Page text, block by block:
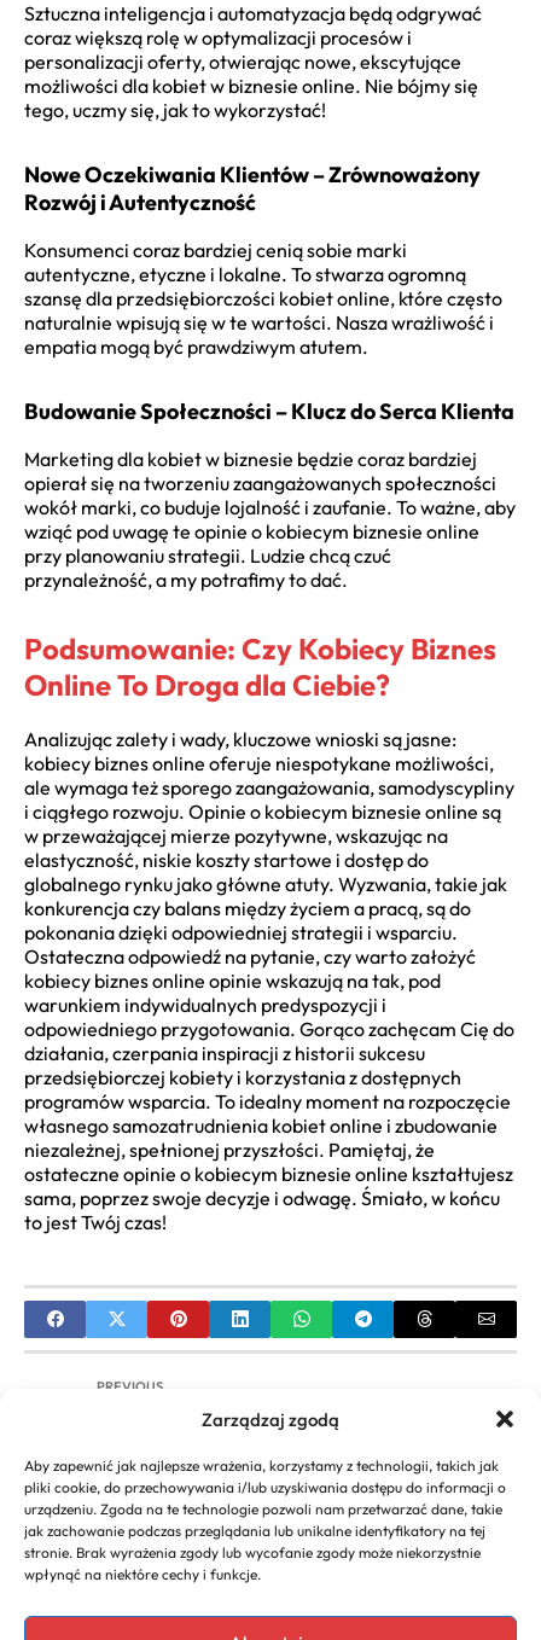
Zarządzaj zgodą
Aby zapewnić jak najlepsze wrażenia, korzystamy z technologii, takich jak
pliki cookie, do przechowywania i/lub uzyskiwania dostępu do informacji o
urządzeniu. Zgoda na te technologie pozwoli nam przetwarzać dane, takie
jak zachowanie podczas przeglądania lub unikalne identyfikatory na tej
stronie. Brak wyrażenia zgody lub wycofanie zgody może niekorzystnie
wpłynąć na niektóre cechy i funkcje.
Sztuczna inteligencja i automatyzacja będą odgrywać
coraz większą rolę w optymalizacji procesów i
personalizacji oferty, otwierając nowe, ekscytujące
możliwości dla kobiet w biznesie online. Nie bójmy się
tego, uczmy się, jak to wykorzystać!
Nowe Oczekiwania Klientów – Zrównoważony
Rozwój i Autentyczność
Konsumenci coraz bardziej cenią sobie marki
autentyczne, etyczne i lokalne. To stwarza ogromną
szansę dla przedsiębiorczości kobiet online, które często
naturalnie wpisują się w te wartości. Nasza wrażliwość i
empatia mogą być prawdziwym atutem.
Budowanie Społeczności – Klucz do Serca Klienta
Marketing dla kobiet w biznesie będzie coraz bardziej
opierał się na tworzeniu zaangażowanych społeczności
wokół marki, co buduje lojalność i zaufanie. To ważne, aby
wziąć pod uwagę te opinie o kobiecym biznesie online
przy planowaniu strategii. Ludzie chcą czuć
przynależność, a my potrafimy to dać.
Podsumowanie: Czy Kobiecy Biznes
Online To Droga dla Ciebie?
Analizując zalety i wady, kluczowe wnioski są jasne:
kobiecy biznes online oferuje niespotykane możliwości,
ale wymaga też sporego zaangażowania, samodyscypliny
i ciągłego rozwoju. Opinie o kobiecym biznesie online są
w przeważającej mierze pozytywne, wskazując na
elastyczność, niskie koszty startowe i dostęp do
globalnego rynku jako główne atuty. Wyzwania, takie jak
konkurencja czy balans między życiem a pracą, są do
pokonania dzięki odpowiedniej strategii i wsparciu.
Ostateczna odpowiedź na pytanie, czy warto założyć
kobiecy biznes online opinie wskazują na tak, pod
warunkiem indywidualnych predyspozycji i
odpowiedniego przygotowania. Gorąco zachęcam Cię do
działania, czerpania inspiracji z historii sukcesu
przedsiębiorczej kobiety i korzystania z dostępnych
programów wsparcia. To idealny moment na rozpoczęcie
własnego samozatrudnienia kobiet online i zbudowanie
niezależnej, spełnionej przyszłości. Pamiętaj, że
ostateczne opinie o kobiecym biznesie online kształtujesz
sama, poprzez swoje decyzje i odwagę. Śmiało, w końcu
to jest Twój czas!
PREVIOUS
Hotel Faltom dla Biznesu: Konferencje, Szkolenia,
NEXT
Gry Strategiczne Biznesowe: Ranking, Recenzje,
Poradnik